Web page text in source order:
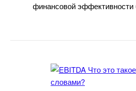
финансовой эффективности